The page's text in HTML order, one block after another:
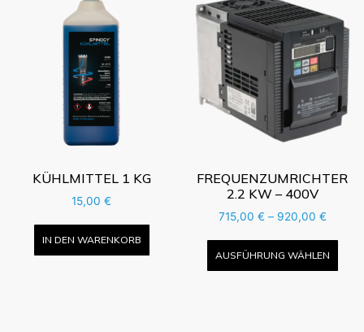
KÜHLMITTEL 1 KG
15,00€
IN DEN WARENKORB
FREQUENZUMRICHTER
2.2 KW – 400V
715,00 € – 920,00 €
AUSFÜHRUNG WÄHLEN